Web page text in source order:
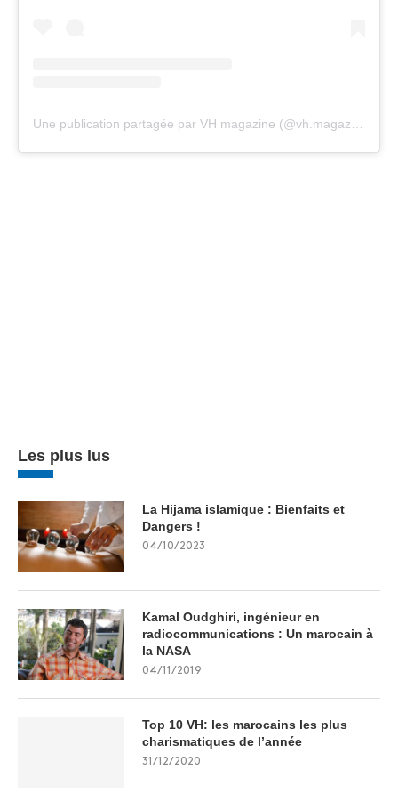
Une publication partagée par VH magazine (@vh.magazine)
Les plus lus
La Hijama islamique : Bienfaits et
Dangers !
04/10/2023
Kamal Oudghiri, ingénieur en
radiocommunications : Un marocain à
la NASA
04/11/2019
Top 10 VH: les marocains les plus
charismatiques de l’année
31/12/2020